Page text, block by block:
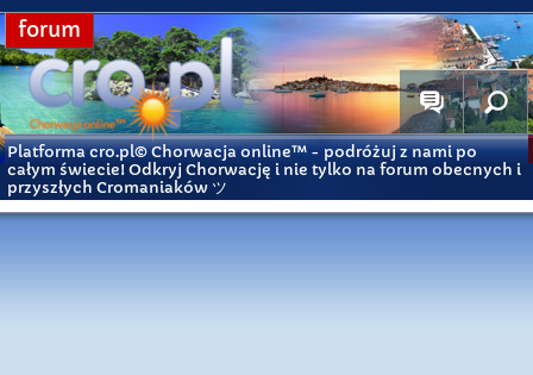
forum
Platforma cro.pl© Chorwacja online™ - podróżuj z nami po
całym świecie! Odkryj Chorwację i nie tylko na forum obecnych i
przyszłych Cromaniaków ツ